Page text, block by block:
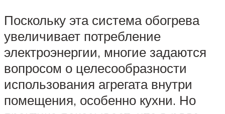
Поскольку эта система обогрева
увеличивает потребление
электроэнергии, многие задаются
вопросом о целесообразности
использования агрегата внутри
помещения, особенно кухни. Но